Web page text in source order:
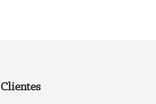
Clientes